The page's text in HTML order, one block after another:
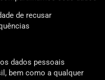
de recusar
dados pessoais
bem como a qualquer